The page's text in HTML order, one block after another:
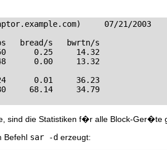
07/21/2003
bread/s   bwrtn/s
0.25     14.32
0.00     13.32
0.01     36.23
68.14     34.79
sind die Statistiken f�r alle Block-Ger�te
Befehl sar -d erzeugt: